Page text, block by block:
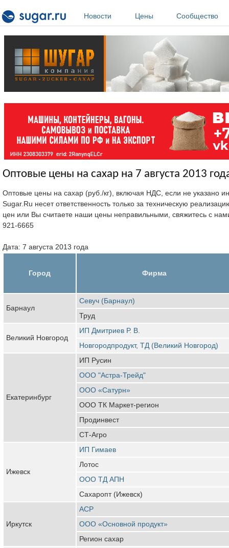
Новости
Цены Сообщество
Оптовые цены на сахар на 7 августа 2013
Оптовые цены на сахар (руб./кг), включая НДС, если не указано
Sugar.Ru несет ответственность только за техническую
цен или Вы считаете наши цены неправильными, свяжитесь с
921-6665
Дата: 7 августа 2013 года
Город Фирма
Барнаул
Севуч (Барнаул)
Труд
Великий Новгород
ИП Дмитриев Р. В.
Новгородпродукт, ТД (Великий Новгород)
Екатеринбург
ИП Русин
ООО "Астра-Трейд"
ООО «Сатурн»
ООО ТК Маркет-регион
Продинвест
СТ-Агро
Ижевск
ИП Гимаев
Лотос
ООО ТД АПН
Сахаропт (Ижевск)
Иркутск
АСР
ООО «Основной продукт»
Регион сахар